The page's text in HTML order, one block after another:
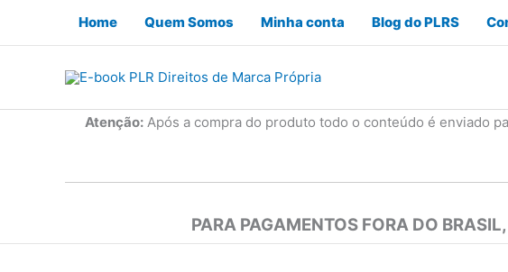
Home Quem Somos Minha conta Blog do PLRS
Atenção:Após a compra do produto todo o conteúdo é enviado
PARA PAGAMENTOS FORA DO